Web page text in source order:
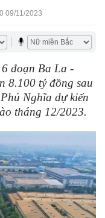
09/11/2023
đoạn Ba La -
8.100 tỷ đồng sau
Nghĩa dự kiến
tháng 12/2023.